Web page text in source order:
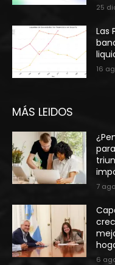
25
Las
16
MÁS LEIDOS
7
6